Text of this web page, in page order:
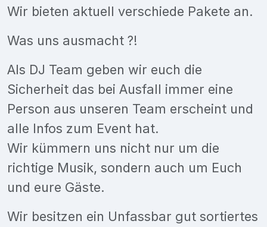
Wir bieten aktuell verschiede Pakete an.
Was uns ausmacht ?!
Als DJ Team geben wir euch die
Sicherheit das bei Ausfall immer eine
Person aus unseren Team erscheint und
alle Infos zum Event hat.
Wir kümmern uns nicht nur um die
richtige Musik, sondern auch um Euch
und eure Gäste.
Wir besitzen ein Unfassbar gut sortiertes